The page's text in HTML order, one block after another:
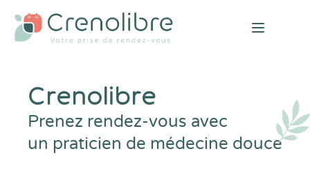
Open
Crenolibre
Prenez rendez-vous avec
un praticien de médecine douce